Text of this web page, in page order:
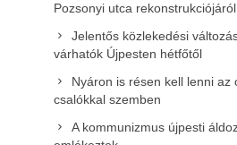
Pozsonyi utca rekonstrukciójáról
Jelentős közlekedési
várhatók Újpesten hétfőtől
Nyáron is résen kell lenni az
csalókkal szemben
A kommunizmus újpesti